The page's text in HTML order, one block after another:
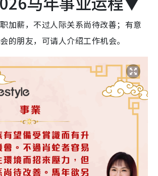
加薪，不过人际关系尚待改善；有意
的朋友，可请人介绍工作机会。